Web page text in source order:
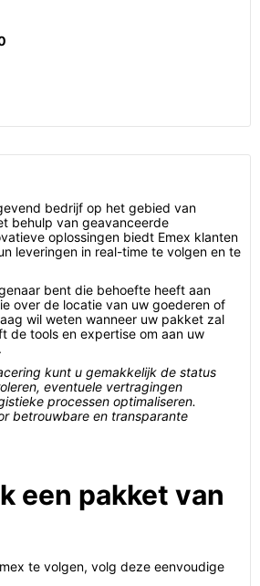
bedrijf op het gebied van
behulp van geavanceerde
oplossingen biedt Emex klanten
leveringen in real-time te volgen en te
bent die behoefte heeft aan
over de locatie van uw goederen of
wil weten wanneer uw pakket zal
de tools en expertise om aan uw
kunt u gemakkelijk de status
eventuele vertragingen
processen optimaliseren.
betrouwbare en transparante
een pakket van
te volgen, volg deze eenvoudige